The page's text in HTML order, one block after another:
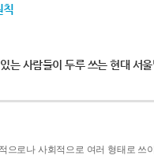
칙
는 사람들이 두루 쓰는 현대 서
으로나 사회적으로 여러 형태로 쓰